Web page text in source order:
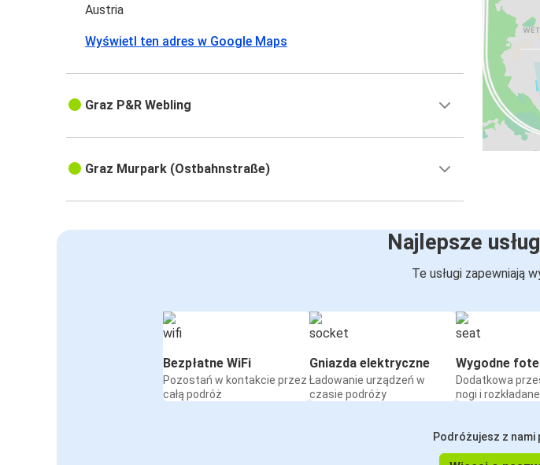
Austria
Wyświetl ten adres w Google Maps
Graz P&R Webling
Graz Murpark (Ostbahnstraße)
Najlepsze
Te usługi zapewniają
Bezpłatne WiFi
Pozostań w kontakcie przez
całą podróż
Gniazda elektryczne
Ładowanie urządzeń w
czasie podróży
Wygodne
Dodatkowa
nogi i
Podróżujesz z nami